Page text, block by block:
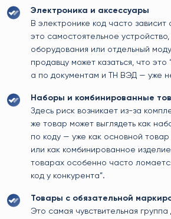
Электроника и аксессуары
В электронике код часто зависит
это самостоятельное
оборудования или отдельный
продавцу может казаться, что это
а по документам и ТН ВЭД — уже
Наборы и комбинированные
Здесь риск возникает из-за
же товар может выглядеть как
по коду — уже как основной
или как комбинированное
товарах особенно часто
код у конкурента”.
Товары с обязательной
Это самая чувствительная